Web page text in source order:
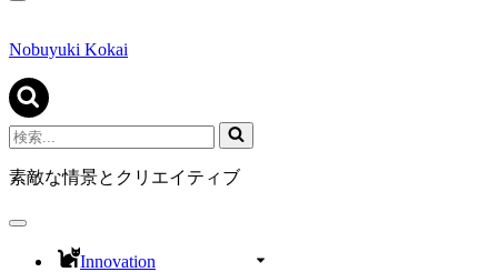
ナ
ゲ
シ
ョ
ン
メ
ニ
ュ
Nobuyuki Kokai
検
索...
素敵な情景とクリエイティブ
ナ
Innovation